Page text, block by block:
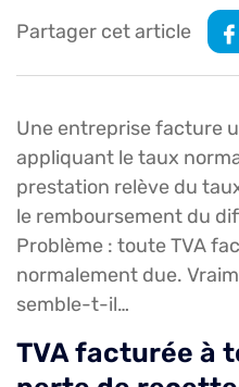
Partager cet article
Une entreprise facture
appliquant le taux
prestation relève du
le remboursement du
Problème : toute TVA
normalement due.
semble-t-il…
TVA facturée à